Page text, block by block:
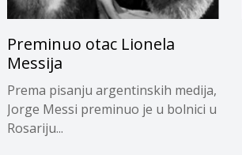
Preminuo otac Lionela
Messija
Prema pisanju argentinskih medija,
Jorge Messi preminuo je u bolnici u
Rosariju...